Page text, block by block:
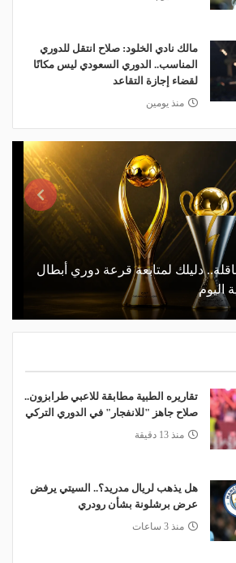
مالك نادي الخلود: صلاح انتقل للدوري
المناسب.. الدوري السعودي ليس مكانًا
لقضاء إجازة التقاعد
منذ يومين
دليلك لمتابعة قرعة دوري أبطال
اليوم
تقاريره الطبية مطابقة للاعبي طرابزون..
صلاح جاهز "للانفجار" في الدوري التركي
منذ 13 دقيقة
هل يذهب لريال مدريد؟.. السيتي يرفض
عرض برشلونة بشأن رودري
منذ 3 ساعات